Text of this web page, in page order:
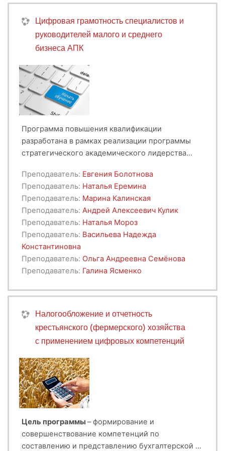
Цифровая грамотность специалистов и
руководителей малого и среднего
бизнеса АПК
Программа повышения квалификации
разработана в рамках реализации программы
стратегического академического лидерства
изучении данной программы формируется
интерес и мотивация к эффективному
управлению финансами, развитию навыков
принятия решений в области ведения
агробизнеса в условиях неопределенности.
Преподаватель: Евгения Болотнова
Преподаватель: Наталья Еремина
Преподаватель: Марина Калинская
Преподаватель: Андрей Алексеевич Кулик
Преподаватель: Наталья Мороз
Преподаватель: Васильева Надежда
Константиновна
Преподаватель: Ольга Андреевна Семёнова
Преподаватель: Галина Ясменко
Налогообложение и отчетность
крестьянского (фермерского) хозяйства
с применением цифровых компетенций
Цель программы – формирование и
совершенствование компетенций по
составлению и представлению бухгалтерской и